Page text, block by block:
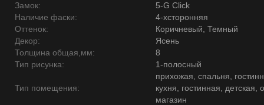
Замок:
5-G Click
Наличие фаски:
4-хсторонняя
Оттенок:
Коричневый, Темный
Декор:
Ясень
Толщина общая,мм:
8
Тип рисунка:
1-полосный
Тип помещения:
прихожая, спальня,
кухня, гостинная, детская,
магазин